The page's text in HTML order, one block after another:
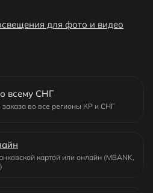
для фото и видео
всему СНГ
во все регионы КР и СНГ
картой или онлайн (MBANK,